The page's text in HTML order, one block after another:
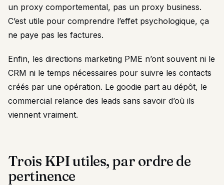
un proxy comportemental, pas un proxy business.
C’est utile pour comprendre l’effet psychologique, ça
ne paye pas les factures.
Enfin, les directions marketing PME n’ont souvent ni le
CRM ni le temps nécessaires pour suivre les contacts
créés par une opération. Le goodie part au dépôt, le
commercial relance des leads sans savoir d’où ils
viennent vraiment.
Trois KPI utiles, par ordre de
pertinence